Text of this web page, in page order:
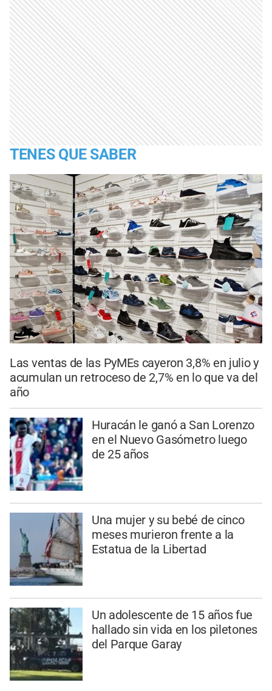
TENES QUE SABER
Las ventas de las PyMEs cayeron 3,8% en julio y
acumulan un retroceso de 2,7% en lo que va del
año
Huracán le ganó a San Lorenzo
en el Nuevo Gasómetro luego
de 25 años
Una mujer y su bebé de cinco
meses murieron frente a la
Estatua de la Libertad
Un adolescente de 15 años fue
hallado sin vida en los piletones
del Parque Garay